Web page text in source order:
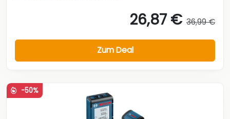
26,87 € 36,99 €
Zum Deal
-50%